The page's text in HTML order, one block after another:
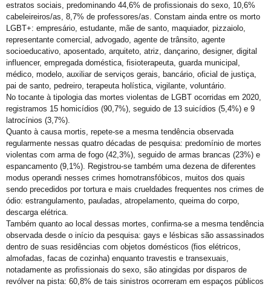
Violência Eleitoral Lgbtfóbica supostamente Praticada por Pré-candidato a Prefeito de Varzedo Recôncavo da Bahia
Cartilha Segurança Pública e LGBT no Distrito Federal
SEGURANÇA PÚBLICA E POPULAÇÃO LGBT: FORMAÇÃO, REPRESENTAÇÕES E HOMOFOBIA
Boletim do GGB 1981 2005
Homossexuais da Bahia : dicionário biográfico : (séculos XVI-XIX) / Luiz Mott.
Motorista esfaqueada 20x tem alta: “Medo dele terminar o que começou”
LGBTI+ lutam por maior representação nas Câmaras Municipais
Saiba o que é Ballroom e outras celebrações LGBTQIAPN+
Ping pong com Maria Fernanda
UOL / Rico Vasconcelos: Quem vive com HIV não é obrigado a revelar seu diagnóstico
Duda Salabert lança pré-candidatura à PBH com Rede e PSOL no palanque
Conheça o CEDOC LGBTI+ 📚📰
Confira a vibe
estratos sociais, predominando 44,6% de profissionais do sexo, 10,6%
cabeleireiros/as, 8,7% de professores/as. Constam ainda entre os morto
LGBT+: empresário, estudante, mãe de santo, maquiador, pizzaiolo,
representante comercial, advogado, agente de trânsito, agente
socioeducativo, aposentado, arquiteto, atriz, dançarino, designer, digital
influencer, empregada doméstica, fisioterapeuta, guarda municipal,
médico, modelo, auxiliar de serviços gerais, bancário, oficial de justiça,
pai de santo, pedreiro, terapeuta holística, vigilante, voluntário.
No tocante à tipologia das mortes violentas de LGBT ocorridas em 2020,
registramos 15 homicídios (90,7%), seguido de 13 suicídios (5,4%) e 9
latrocínios (3,7%).
Quanto à causa mortis, repete-se a mesma tendência observada
regularmente nessas quatro décadas de pesquisa: predomínio de mortes
violentas com arma de fogo (42,3%), seguido de armas brancas (23%) e
espancamento (9,1%). Registrou-se também uma dezena de diferentes
modus operandi nesses crimes homotransfóbicos, muitos dos quais
sendo precedidos por tortura e mais crueldades frequentes nos crimes de
ódio: estrangulamento, pauladas, atropelamento, queima do corpo,
descarga elétrica.
Também quanto ao local dessas mortes, confirma-se a mesma tendência
observada desde o início da pesquisa: gays e lésbicas são assassinados
dentro de suas residências com objetos domésticos (fios elétricos,
almofadas, facas de cozinha) enquanto travestis e transexuais,
notadamente as profissionais do sexo, são atingidas por disparos de
revólver na pista: 60,8% de tais sinistros ocorreram em espaços públicos